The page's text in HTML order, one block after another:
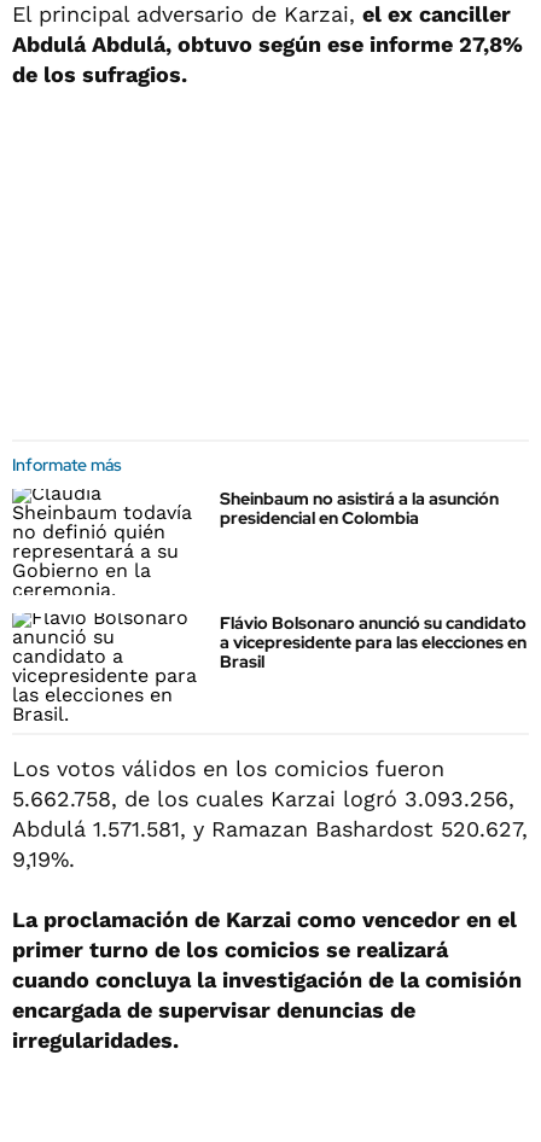
El principal adversario de Karzai, el ex canciller
Abdulá Abdulá, obtuvo según ese informe 27,8%
de los sufragios.
Informate más
Sheinbaum no asistirá a la asunción
presidencial en Colombia
Flávio Bolsonaro anunció su candidato
a vicepresidente para las elecciones en
Brasil
Los votos válidos en los comicios fueron
5.662.758, de los cuales Karzai logró 3.093.256,
Abdulá 1.571.581, y Ramazan Bashardost 520.627,
9,19%.
La proclamación de Karzai como vencedor en el
primer turno de los comicios se realizará
cuando concluya la investigación de la comisión
encargada de supervisar denuncias de
irregularidades.